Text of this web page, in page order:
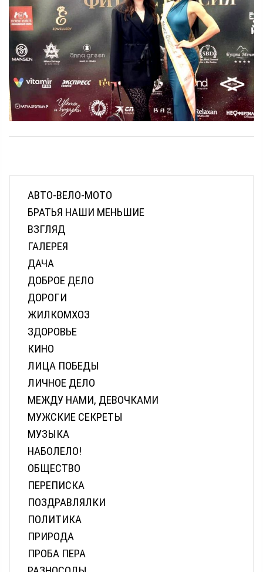
АВТО-ВЕЛО-МОТО
БРАТЬЯ НАШИ МЕНЬШИЕ
ВЗГЛЯД
ГАЛЕРЕЯ
ДАЧА
ДОБРОЕ ДЕЛО
ДОРОГИ
ЖИЛКОМХОЗ
ЗДОРОВЬЕ
КИНО
ЛИЦА ПОБЕДЫ
ЛИЧНОЕ ДЕЛО
МЕЖДУ НАМИ, ДЕВОЧКАМИ
МУЖСКИЕ СЕКРЕТЫ
МУЗЫКА
НАБОЛЕЛО!
ОБЩЕСТВО
ПЕРЕПИСКА
ПОЗДРАВЛЯЛКИ
ПОЛИТИКА
ПРИРОДА
ПРОБА ПЕРА